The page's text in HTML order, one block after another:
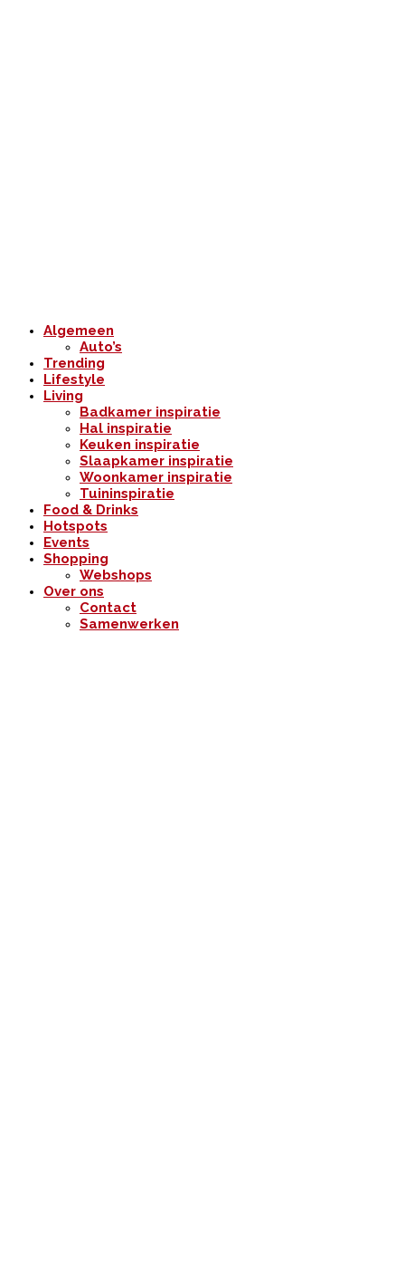
Algemeen
Auto’s
Trending
Lifestyle
Living
Badkamer inspiratie
Hal inspiratie
Keuken inspiratie
Slaapkamer inspiratie
Woonkamer inspiratie
Tuininspiratie
Food & Drinks
Hotspots
Events
Shopping
Webshops
Over ons
Contact
Samenwerken